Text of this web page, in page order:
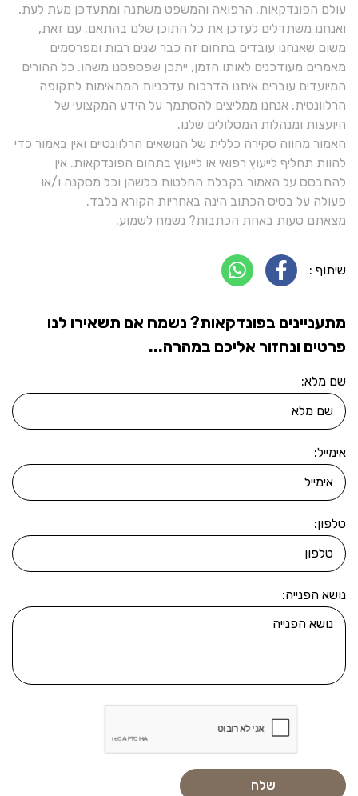
עולם הפונדקאות, הרפואה והמשפט משתנה ומתעדכן מעת לעת,
ואנחנו משתדלים לעדכן את כל התוכן שלנו בהתאם. עם זאת,
משום שאנחנו עובדים בתחום זה כבר שנים רבות ומפרסמים
מאמרים מעודכנים לאותו הזמן, ייתכן שפספסנו משהו. כל ההורים
המיועדים עוברים איתנו הדרכות עדכניות המתאימות לתקופה
הרלוונטית. אנחנו ממליצים להסתמך על הידע המקצועי של
היועצות ומנהלות המסלולים שלנו.
האמור מהווה סקירה כללית של הנושאים הרלוונטיים ואין באמור כדי
להוות תחליף לייעוץ רפואי או לייעוץ בתחום הפונדקאות. אין
להתבסס על האמור בקבלת החלטות כלשהן וכל מסקנה ו/או
פעולה על בסיס הכתוב הינה באחריות הקורא בלבד.
מצאתם טעות באחת הכתבות? נשמח לשמוע.
שיתוף :
מתעניינים בפונדקאות? נשמח אם תשאירו לנו
פרטים ונחזור אליכם במהרה...
שם מלא:
אימייל:
טלפון:
נושא הפנייה: